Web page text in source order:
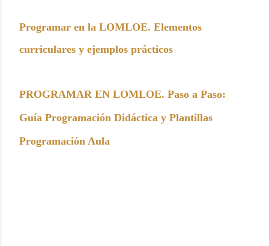
Programar en la LOMLOE. Elementos
curriculares y ejemplos prácticos
PROGRAMAR EN LOMLOE. Paso a Paso:
Guía Programación Didáctica y Plantillas
Programación Aula